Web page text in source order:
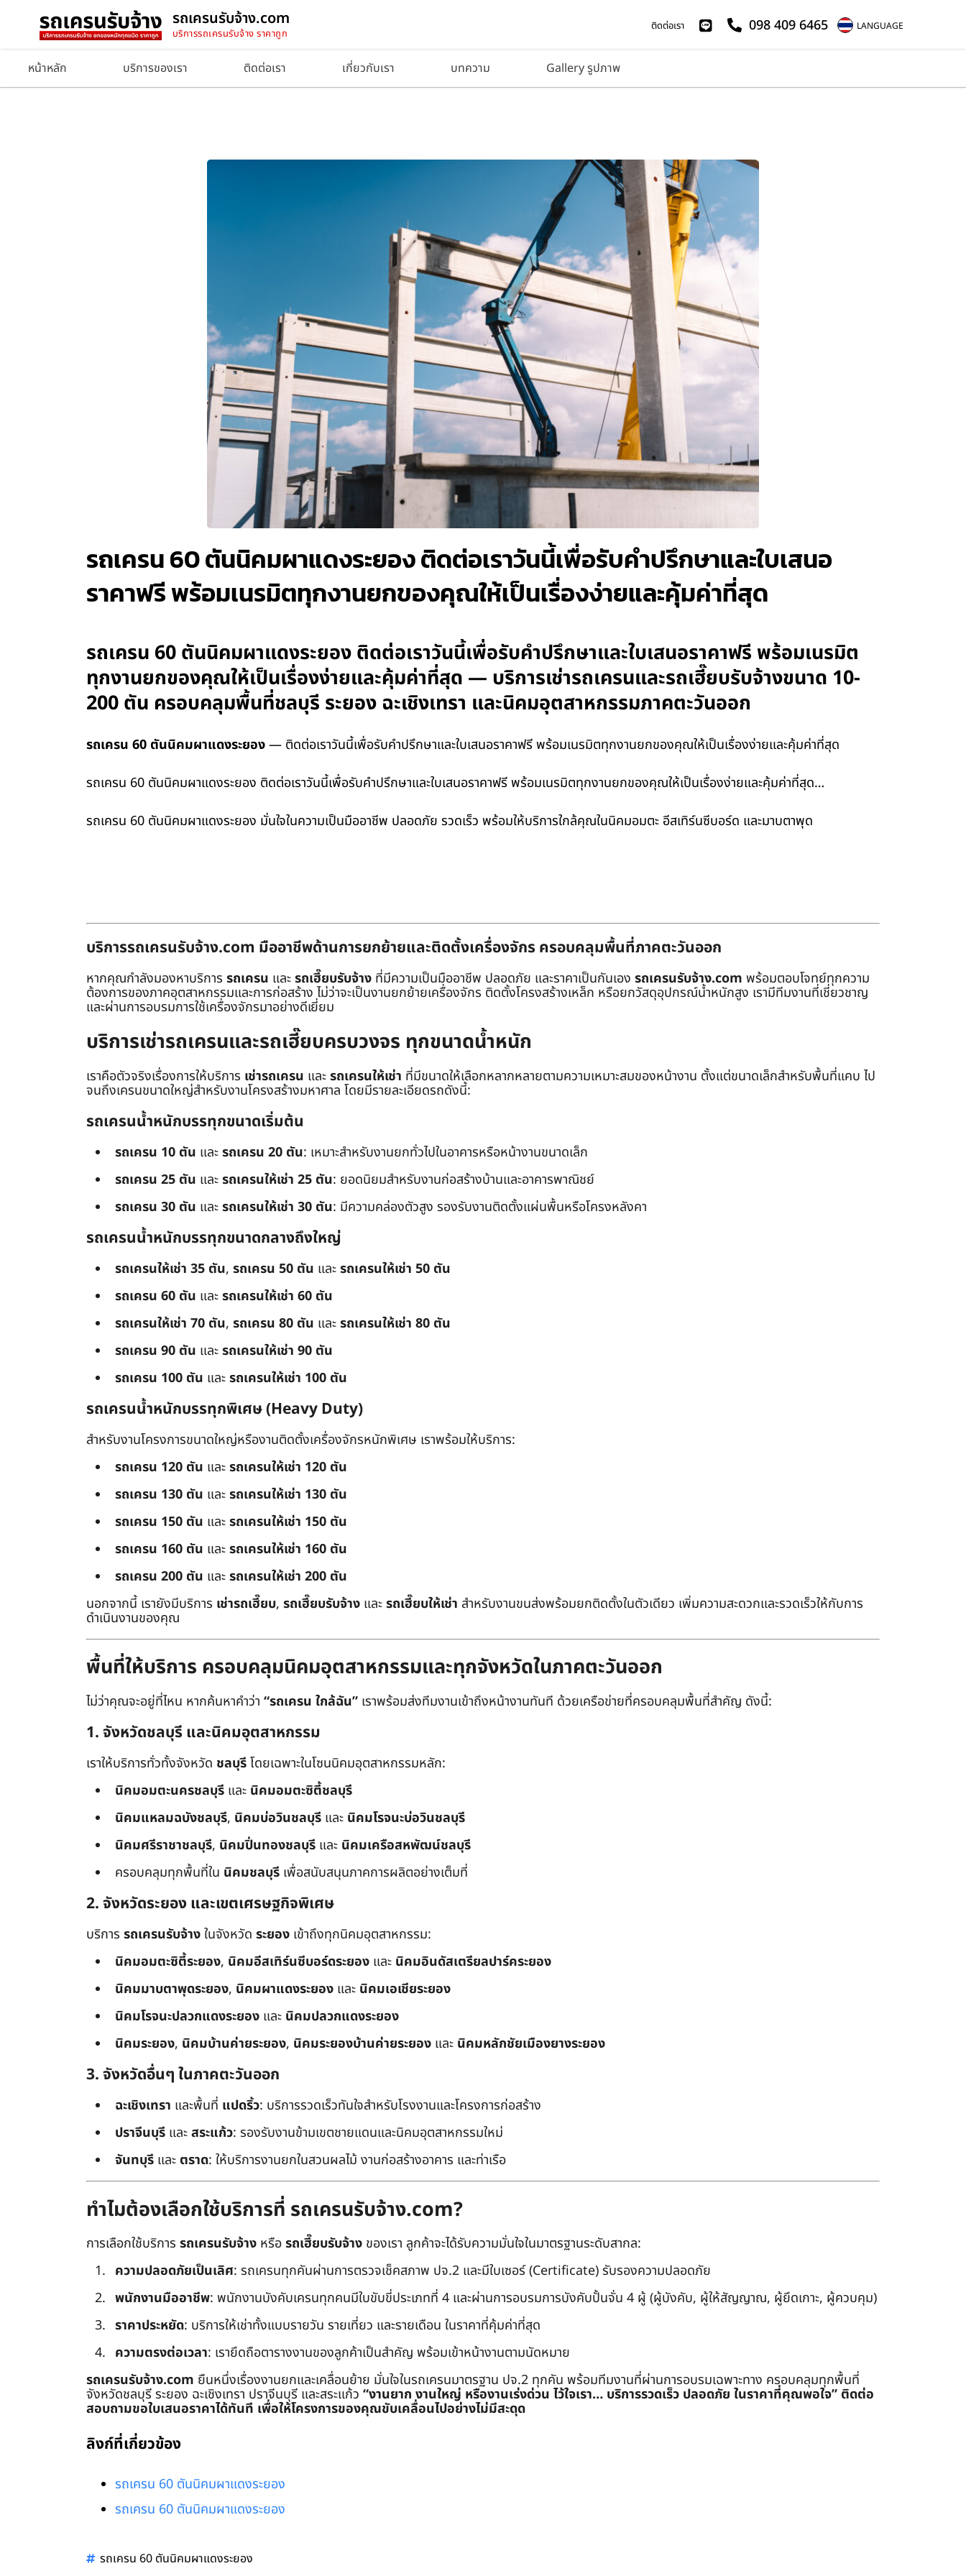
รถเครนรับจ้าง.com
บริการรถเครนรับจ้าง ราคาถูก
ติดต่อเรา 098 409 6465 LANGUAGE
หน้าหลัก บริการของเรา ติดต่อเรา เกี่ยวกับเรา บทความ Gallery รูปภาพ
รถเครน 60 ตันนิคมผาแดงระยอง ติดต่อเราวันนี้เพื่อรับคำปรึกษาและใบเสนอ
ราคาฟรี พร้อมเนรมิตทุกงานยกของคุณให้เป็นเรื่องง่ายและคุ้มค่าที่สุด
รถเครน 60 ตันนิคมผาแดงระยอง ติดต่อเราวันนี้เพื่อรับคำปรึกษาและใบเสนอราคาฟรี พร้อมเนรมิต
ทุกงานยกของคุณให้เป็นเรื่องง่ายและคุ้มค่าที่สุด — บริการเช่ารถเครนและรถเฮี๊ยบรับจ้างขนาด 10-
200 ตัน ครอบคลุมพื้นที่ชลบุรี ระยอง ฉะเชิงเทรา และนิคมอุตสาหกรรมภาคตะวันออก
รถเครน 60 ตันนิคมผาแดงระยอง— ติดต่อเราวันนี้เพื่อรับคำปรึกษาและใบเสนอราคาฟรี พร้อมเนรมิตทุกงานยกของคุณให้เป็นเรื่องง่ายและคุ้มค่าที่สุด
รถเครน 60 ตันนิคมผาแดงระยอง ติดต่อเราวันนี้เพื่อรับคำปรึกษาและใบเสนอราคาฟรี พร้อมเนรมิตทุกงานยกของคุณให้เป็นเรื่องง่ายและคุ้มค่าที่สุด…
รถเครน 60 ตันนิคมผาแดงระยอง มั่นใจในความเป็นมืออาชีพ ปลอดภัย รวดเร็ว พร้อมให้บริการใกล้คุณในนิคมอมตะ อีสเทิร์นซีบอร์ด และมาบตาพุด
บริการรถเครนรับจ้าง.com มืออาชีพด้านการยกย้ายและติดตั้งเครื่องจักร ครอบคลุมพื้นที่ภาคตะวันออก
หากคุณกำลังมองหาบริการ รถเครน และรถเฮี๊ยบรับจ้าง ที่มีความเป็นมืออาชีพ ปลอดภัย และราคาเป็นกันเอง รถเครนรับจ้าง.com พร้อมตอบโจทย์ทุกความ
ต้องการของภาคอุตสาหกรรมและการก่อสร้าง ไม่ว่าจะเป็นงานยกย้ายเครื่องจักร ติดตั้งโครงสร้างเหล็ก หรือยกวัสดุอุปกรณ์น้ำหนักสูง เรามีทีมงานที่เชี่ยวชาญ
และผ่านการอบรมการใช้เครื่องจักรมาอย่างดีเยี่ยม
บริการเช่ารถเครนและรถเฮี๊ยบครบวงจร ทุกขนาดน้ำหนัก
เราคือตัวจริงเรื่องการให้บริการ เช่ารถเครน และรถเครนให้เช่า ที่มีขนาดให้เลือกหลากหลายตามความเหมาะสมของหน้างาน ตั้งแต่ขนาดเล็กสำหรับพื้นที่แคบ ไป
จนถึงเครนขนาดใหญ่สำหรับงานโครงสร้างมหาศาล โดยมีรายละเอียดรถดังนี้:
รถเครนน้ำหนักบรรทุกขนาดเริ่มต้น
รถเครน 10 ตัน และรถเครน 20 ตัน: เหมาะสำหรับงานยกทั่วไปในอาคารหรือหน้างานขนาดเล็ก
รถเครน 25 ตัน และรถเครนให้เช่า 25 ตัน: ยอดนิยมสำหรับงานก่อสร้างบ้านและอาคารพาณิชย์
รถเครน 30 ตัน และรถเครนให้เช่า 30 ตัน: มีความคล่องตัวสูง รองรับงานติดตั้งแผ่นพื้นหรือโครงหลังคา
รถเครนน้ำหนักบรรทุกขนาดกลางถึงใหญ่
รถเครนให้เช่า 35 ตัน, รถเครน 50 ตัน และรถเครนให้เช่า 50 ตัน
รถเครน 60 ตัน และรถเครนให้เช่า 60 ตัน
รถเครนให้เช่า 70 ตัน, รถเครน 80 ตัน และรถเครนให้เช่า 80 ตัน
รถเครน 90 ตัน และรถเครนให้เช่า 90 ตัน
รถเครน 100 ตัน และรถเครนให้เช่า 100 ตัน
รถเครนน้ำหนักบรรทุกพิเศษ (Heavy Duty)
สำหรับงานโครงการขนาดใหญ่หรืองานติดตั้งเครื่องจักรหนักพิเศษ เราพร้อมให้บริการ:
รถเครน 120 ตัน และรถเครนให้เช่า 120 ตัน
รถเครน 130 ตัน และรถเครนให้เช่า 130 ตัน
รถเครน 150 ตัน และรถเครนให้เช่า 150 ตัน
รถเครน 160 ตัน และรถเครนให้เช่า 160 ตัน
รถเครน 200 ตัน และรถเครนให้เช่า 200 ตัน
นอกจากนี้ เรายังมีบริการ เช่ารถเฮี๊ยบ, รถเฮี๊ยบรับจ้าง และรถเฮี๊ยบให้เช่า สำหรับงานขนส่งพร้อมยกติดตั้งในตัวเดียว เพิ่มความสะดวกและรวดเร็วให้กับการ
ดำเนินงานของคุณ
พื้นที่ให้บริการ ครอบคลุมนิคมอุตสาหกรรมและทุกจังหวัดในภาคตะวันออก
ไม่ว่าคุณจะอยู่ที่ไหน หากค้นหาคำว่า “รถเครน ใกล้ฉัน” เราพร้อมส่งทีมงานเข้าถึงหน้างานทันที ด้วยเครือข่ายที่ครอบคลุมพื้นที่สำคัญ ดังนี้:
1. จังหวัดชลบุรี และนิคมอุตสาหกรรม
เราให้บริการทั่วทั้งจังหวัด ชลบุรีโดยเฉพาะในโซนนิคมอุตสาหกรรมหลัก:
นิคมอมตะนครชลบุรี และ นิคมอมตะซิตี้ชลบุรี
นิคมแหลมฉบังชลบุรี, นิคมบ่อวินชลบุรี และ นิคมโรจนะบ่อวินชลบุรี
นิคมศรีราชาชลบุรี, นิคมปิ่นทองชลบุรี และ นิคมเครือสหพัฒน์ชลบุรี
ครอบคลุมทุกพื้นที่ใน นิคมชลบุรี เพื่อสนับสนุนภาคการผลิตอย่างเต็มที่
2. จังหวัดระยอง และเขตเศรษฐกิจพิเศษ
บริการ รถเครนรับจ้างในจังหวัด ระยอง เข้าถึงทุกนิคมอุตสาหกรรม:
นิคมอมตะซิตี้ระยอง, นิคมอีสเทิร์นซีบอร์ดระยอง และ นิคมอินดัสเตรียลปาร์คระยอง
นิคมมาบตาพุดระยอง, นิคมผาแดงระยอง และ นิคมเอเชียระยอง
นิคมโรจนะปลวกแดงระยอง และ นิคมปลวกแดงระยอง
นิคมระยอง, นิคมบ้านค่ายระยอง, นิคมระยองบ้านค่ายระยอง และ นิคมหลักชัยเมืองยางระยอง
3. จังหวัดอื่นๆ ในภาคตะวันออก
ฉะเชิงเทรา และพื้นที่ แปดริ้ว: บริการรวดเร็วทันใจสำหรับโรงงานและโครงการก่อสร้าง
ปราจีนบุรี และสระแก้ว: รองรับงานข้ามเขตชายแดนและนิคมอุตสาหกรรมใหม่
จันทบุรี และ ตราด: ให้บริการงานยกในสวนผลไม้ งานก่อสร้างอาคาร และท่าเรือ
ทำไมต้องเลือกใช้บริการที่ รถเครนรับจ้าง.com?
การเลือกใช้บริการ รถเครนรับจ้าง หรือรถเฮี๊ยบรับจ้าง ของเรา ลูกค้าจะได้รับความมั่นใจในมาตรฐานระดับสากล:
ความปลอดภัยเป็นเลิศ: รถเครนทุกคันผ่านการตรวจเช็คสภาพ ปจ.2 และมีใบเซอร์ (Certificate) รับรองความปลอดภัย
พนักงานมืออาชีพ: พนักงานบังคับเครนทุกคนมีใบขับขี่ประเภทที่ 4 และผ่านการอบรมการบังคับปั้นจั่น 4 ผู้ (ผู้บังคับ, ผู้ให้สัญญาณ, ผู้ยึดเกาะ, ผู้ควบคุม)
ราคาประหยัด: บริการให้เช่าทั้งแบบรายวัน รายเที่ยว และรายเดือน ในราคาที่คุ้มค่าที่สุด
ความตรงต่อเวลา: เรายึดถือตารางงานของลูกค้าเป็นสำคัญ พร้อมเข้าหน้างานตามนัดหมาย
รถเครนรับจ้าง.com ยืนหนึ่งเรื่องงานยกและเคลื่อนย้าย มั่นใจในรถเครนมาตรฐาน ปจ.2 ทุกคัน พร้อมทีมงานที่ผ่านการอบรมเฉพาะทาง ครอบคลุมทุกพื้นที่
จังหวัดชลบุรี ระยอง ฉะเชิงเทรา ปราจีนบุรี และสระแก้ว “งานยาก งานใหญ่ หรืองานเร่งด่วน ไว้ใจเรา… บริการรวดเร็ว ปลอดภัย ในราคาที่คุณพอใจ” ติดต่อ
สอบถามขอใบเสนอราคาได้ทันที เพื่อให้โครงการของคุณขับเคลื่อนไปอย่างไม่มีสะดุด
ลิงก์ที่เกี่ยวข้อง
รถเครน 60 ตันนิคมผาแดงระยอง
รถเครน 60 ตันนิคมผาแดงระยอง
รถเครน 60 ตันนิคมผาแดงระยอง